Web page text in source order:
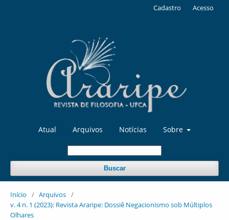
Atual Arquivos Notícias Sobre
Buscar
Cadastro Acesso
Início / Arquivos /
v. 4 n. 1 (2023): Revista Araripe: Dossiê Negacionismo sob Múltiplos
Olhares